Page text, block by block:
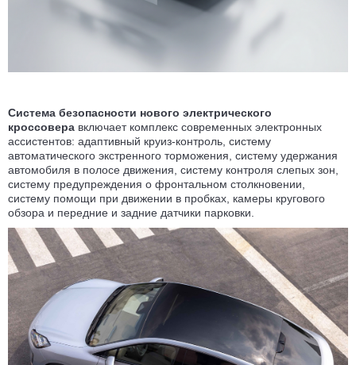
Система безопасности нового электрического
кроссовера включает комплекс современных электронных
ассистентов: адаптивный круиз-контроль, систему
автоматического экстренного торможения, систему удержания
автомобиля в полосе движения, систему контроля слепых зон,
систему предупреждения о фронтальном столкновении,
систему помощи при движении в пробках, камеры кругового
обзора и передние и задние датчики парковки.